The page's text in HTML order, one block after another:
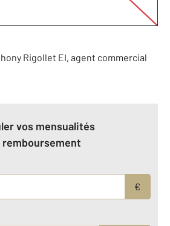
Rigollet EI, agent commercial
vos mensualités
remboursement
€